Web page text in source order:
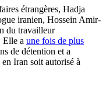
étrangères, Hadja
iranien, Hossein Amir-
du travailleur
Elle a une fois de plus
de détention et a
Iran soit autorisé à